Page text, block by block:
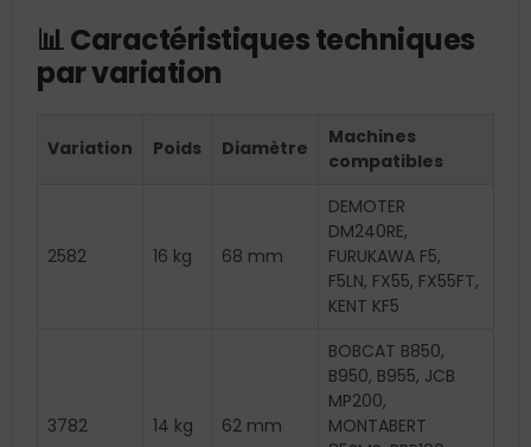
📊 Caractéristiques techniques
par variation
Variation Poids Diamètre
Machines
compatibles
2582 16 kg 68 mm
DEMOTER
DM240RE,
FURUKAWA F5,
F5LN, FX55, FX55FT,
KENT KF5
3782 14 kg 62 mm
BOBCAT B850,
B950, B955, JCB
MP200,
MONTABERT